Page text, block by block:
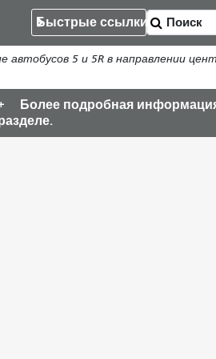
Быстрые ссылки
5 и 5R в направлении
Более подробная